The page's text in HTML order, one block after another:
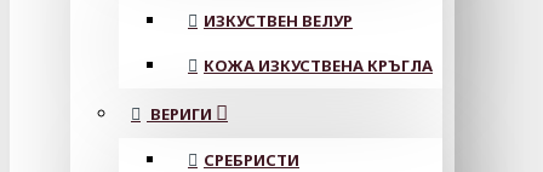
ИЗКУСТВЕН ВЕЛУР
КОЖА ИЗКУСТВЕНА КРЪГЛА
ВЕРИГИ
СРЕБРИСТИ